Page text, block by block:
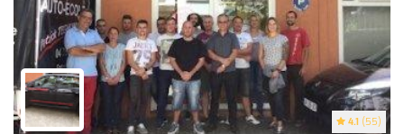
4.1 (55)